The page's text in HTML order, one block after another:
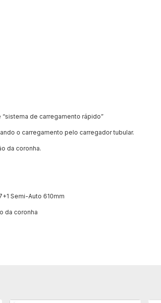
de carregamento rápido”
o carregamento pelo carregador tubular.
da coronha.
Semi-Auto 610mm
da coronha